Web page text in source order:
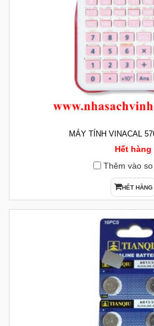
MÁY TÍNH VINACAL
Hết hàng
Thêm vào
HẾT HÀNG